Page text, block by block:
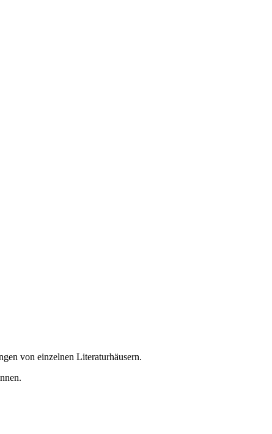
von einzelnen Literaturhäusern.